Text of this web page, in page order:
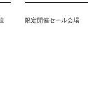
限定開催セール会場